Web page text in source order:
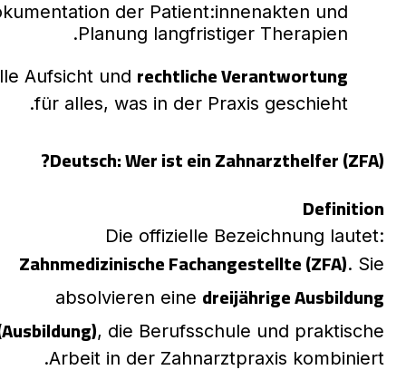
der Patient:innenakten und
Planung langfristiger Therapien.
Aufsicht und rechtliche Verantwortung
für alles, was in der Praxis geschieht.
Deutsch: Wer ist ein Zahnarzthelfer (ZFA)?
Definition
Die offizielle Bezeichnung lautet:
Zahnmedizinische Fachangestellte (ZFA). Sie
absolvieren eine dreijährige Ausbildung
, die Berufsschule und praktische
Arbeit in der Zahnarztpraxis kombiniert.